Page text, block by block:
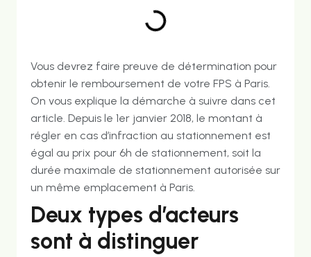
Vous devrez faire preuve de détermination pour
obtenir le remboursement de votre FPS à Paris.
On vous explique la démarche à suivre dans cet
article. Depuis le 1er janvier 2018, le montant à
régler en cas d’infraction au stationnement est
égal au prix pour 6h de stationnement, soit la
durée maximale de stationnement autorisée sur
un même emplacement à Paris.
Deux types d’acteurs
sont à distinguer